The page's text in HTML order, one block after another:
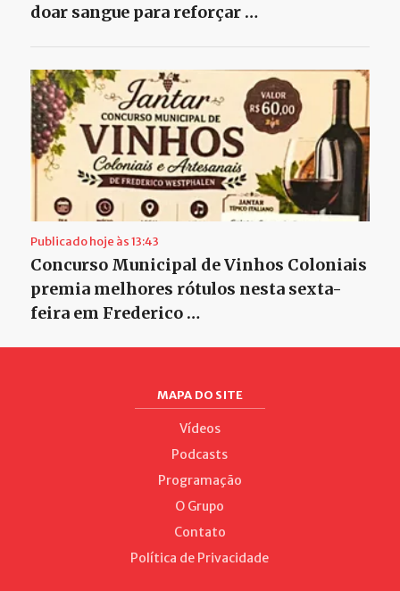
doar sangue para reforçar …
Publicado hoje às 13:43
Concurso Municipal de Vinhos Coloniais
premia melhores rótulos nesta sexta-
feira em Frederico …
MAPA DO SITE
Vídeos
Podcasts
Programação
O Grupo
Contato
Política de Privacidade